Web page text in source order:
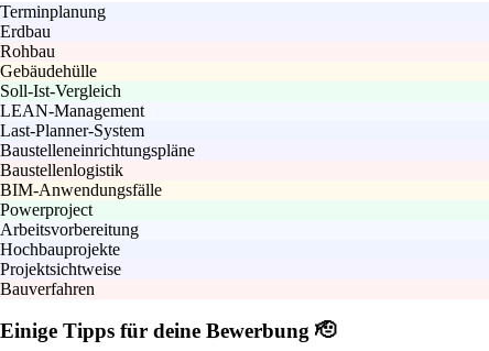
Terminplanung
Erdbau
Rohbau
Gebäudehülle
Soll-Ist-Vergleich
LEAN-Management
Last-Planner-System
Baustelleneinrichtungspläne
Baustellenlogistik
BIM-Anwendungsfälle
Powerproject
Arbeitsvorbereitung
Hochbauprojekte
Projektsichtweise
Bauverfahren
Einige Tipps für deine Bewerbung 🫡